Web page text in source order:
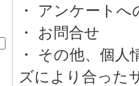
・ アンケートへ
・ お問合せ
・ その他、個
ズにより合った